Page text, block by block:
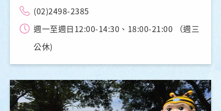
(02)2498-2385
週一至週日12:00-14:30、18:00-21:00 （週三
公休)